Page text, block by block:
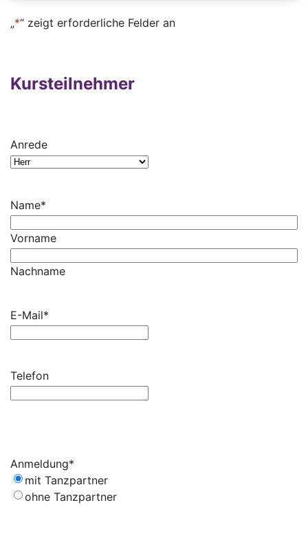
„*“ zeigt erforderliche Felder an
Kursteilnehmer
Anrede
Name*
Vorname
Nachname
E-Mail*
Telefon
Anmeldung*
mit Tanzpartner
ohne Tanzpartner